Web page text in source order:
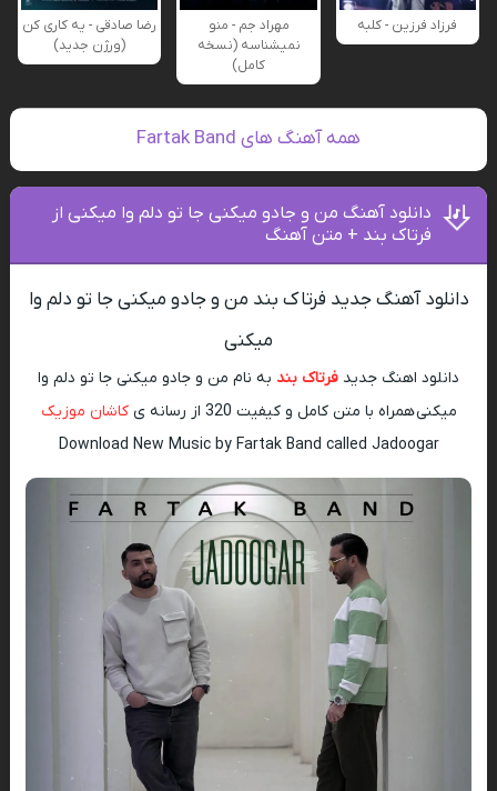
فرزاد فرزین - کلبه
مهراد جم - منو
نمیشناسه (نسخه
کامل)
رضا صادقی - یه کاری کن
(ورژن جدید)
همه آهنگ های Fartak Band
دانلود آهنگ من و جادو میکنی جا تو دلم وا میکنی از
فرتاک بند + متن آهنگ
دانلود آهنگ جدید فرتاک بند من و جادو میکنی جا تو دلم وا
میکنی
دانلود اهنگ جدید فرتاک بند به نام من و جادو میکنی جا تو دلم وا
میکنی همراه با متن کامل و کیفیت 320 از رسانه ی
کاشان موزیک
Download New Music by Fartak Band called Jadoogar